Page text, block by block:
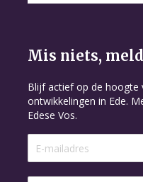
Mis niets, meld
Blijf actief op de hoogte
ontwikkelingen in Ede.
Edese Vos.